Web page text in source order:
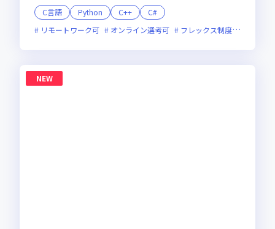
C言語
Python C++
C#
リモートワーク可
オンライン選考可 フレックス制度あり
NEW